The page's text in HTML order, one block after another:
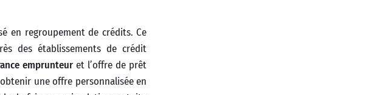
en regroupement de crédits. Ce
des établissements de crédit
emprunteur et l’offre de prêt
une offre personnalisée en